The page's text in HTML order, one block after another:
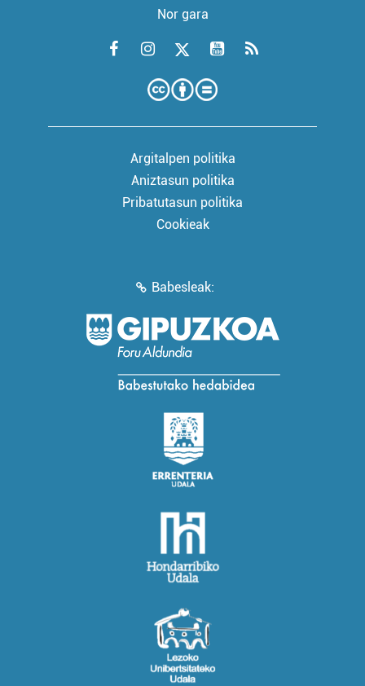
Nor gara
Argitalpen politika
Aniztasun politika
Pribatutasun politika
Cookieak
Babesleak: